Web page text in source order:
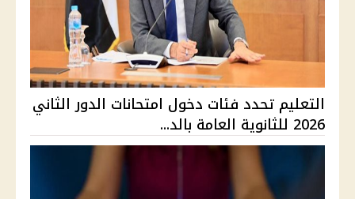
التعليم تحدد فئات دخول امتحانات الدور الثاني
2026 للثانوية العامة بالد...